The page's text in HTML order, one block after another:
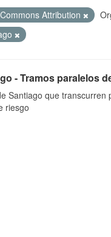
Attribution
- Tramos paralelos
Santiago que
riesgo